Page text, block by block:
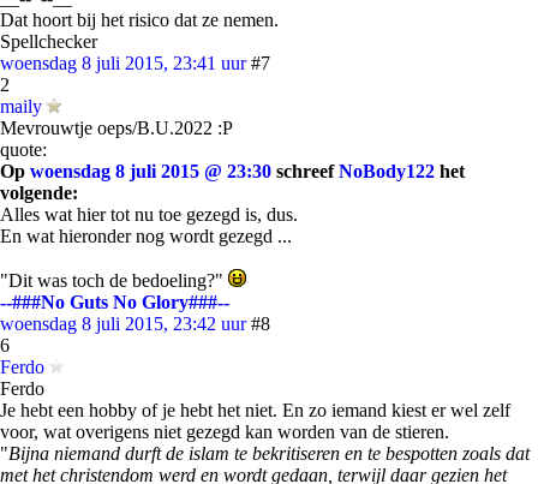
Dat hoort bij het risico dat ze nemen.
Spellchecker
woensdag 8 juli 2015, 23:41 uur #7
2
maily
Mevrouwtje oeps/B.U.2022 :P
quote:
Op woensdag 8 juli 2015 @ 23:30 schreefNoBody122 het
volgende:
Alles wat hier tot nu toe gezegd is, dus.
En wat hieronder nog wordt gezegd ...
"Dit was toch de bedoeling?"
--###No Guts No Glory###--
woensdag 8 juli 2015, 23:42 uur #8
6
Ferdo
Ferdo
Je hebt een hobby of je hebt het niet. En zo iemand kiest er wel zelf
voor, wat overigens niet gezegd kan worden van de stieren.
"Bijna niemand durft de islam te bekritiseren en te bespotten zoals dat
met het christendom werd en wordt gedaan, terwijl daar gezien het